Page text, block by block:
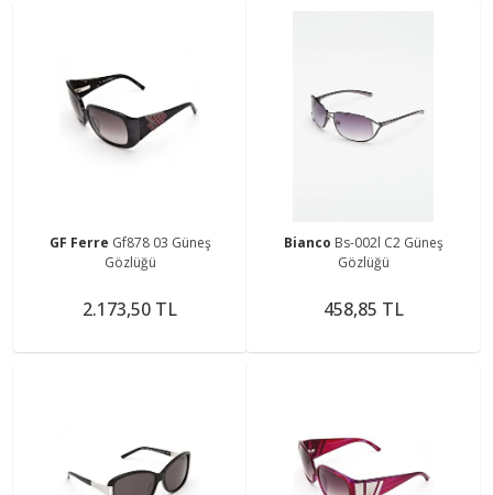
GF Ferre Gf878 03 Güneş
Gözlüğü
2.173,50 TL
Bianco Bs-002l C2 Güneş
Gözlüğü
458,85 TL